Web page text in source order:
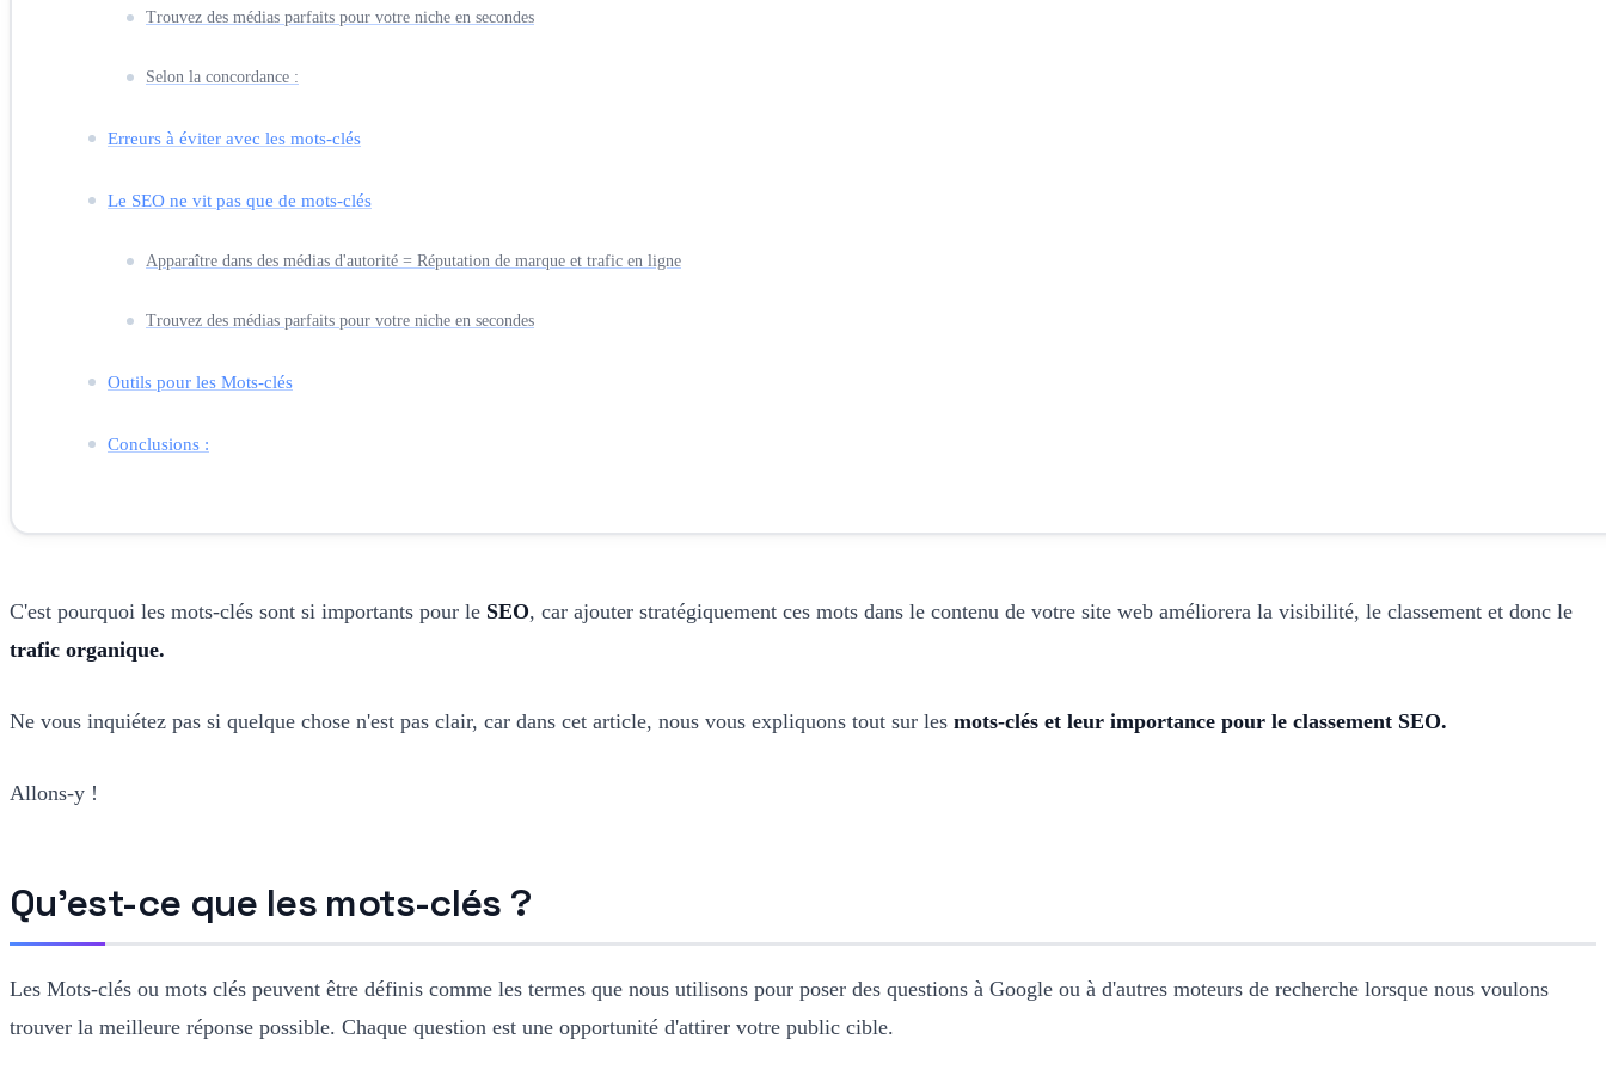
Trouvez des médias parfaits pour votre niche en secondes
Selon la concordance :
Erreurs à éviter avec les mots-clés
Le SEO ne vit pas que de mots-clés
Apparaître dans des médias d'autorité = Réputation de marque et trafic en ligne
Trouvez des médias parfaits pour votre niche en secondes
Outils pour les Mots-clés
Conclusions :
C'est pourquoi les mots-clés sont si importants pour le SEO, car ajouter stratégiquement ces mots dans le contenu de votre site web améliorera la visibilité, le classement et donc le
trafic organique.
Ne vous inquiétez pas si quelque chose n'est pas clair, car dans cet article, nous vous expliquons tout sur les mots-clés et leur importance pour le classement SEO.
Allons-y !
Qu'est-ce que les mots-clés ?
Les Mots-clés ou mots clés peuvent être définis comme les termes que nous utilisons pour poser des questions à Google ou à d'autres moteurs de recherche lorsque nous voulons
trouver la meilleure réponse possible. Chaque question est une opportunité d'attirer votre public cible.